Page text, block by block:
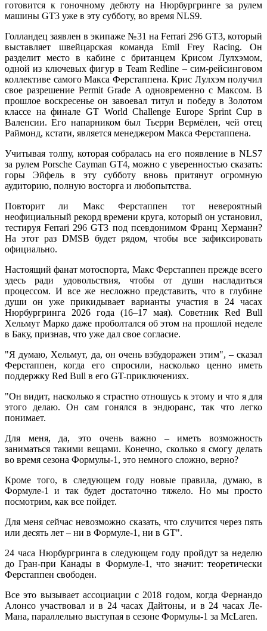
готовится к гоночному дебюту на Нюрбургринге за рулем
машины GT3 уже в эту субботу, во время NLS9.
Голландец заявлен в экипаже №31 на Ferrari 296 GT3, который
выставляет швейцарская команда Emil Frey Racing. Он
разделит место в кабине с британцем Крисом Лулхэмом,
одной из ключевых фигур в Team Redline – сим-рейсинговом
коллективе самого Макса Ферстаппена. Крис Лулхэм получил
свое разрешение Permit Grade A одновременно с Максом. В
прошлое воскресенье он завоевал титул и победу в Золотом
классе на финале GT World Challenge Europe Sprint Cup в
Валенсии. Его напарником был Тьерри Вермёлен, чей отец
Раймонд, кстати, является менеджером Макса Ферстаппена.
Учитывая толпу, которая собралась на его появление в NLS7
за рулем Porsche Cayman GT4, можно с уверенностью сказать:
горы Эйфель в эту субботу вновь притянут огромную
аудиторию, полную восторга и любопытства.
Повторит ли Макс Ферстаппен тот невероятный
неофициальный рекорд времени круга, который он установил,
тестируя Ferrari 296 GT3 под псевдонимом Франц Херманн?
На этот раз DMSB будет рядом, чтобы все зафиксировать
официально.
Настоящий фанат мотоспорта, Макс Ферстаппен прежде всего
здесь ради удовольствия, чтобы от души насладиться
процессом. И все же несложно представить, что в глубине
души он уже прикидывает варианты участия в 24 часах
Нюрбургринга 2026 года (16–17 мая). Советник Red Bull
Хельмут Марко даже проболтался об этом на прошлой неделе
в Баку, признав, что уже дал свое согласие.
"Я думаю, Хельмут, да, он очень взбудоражен этим", – сказал
Ферстаппен, когда его спросили, насколько ценно иметь
поддержку Red Bull в его GT-приключениях.
"Он видит, насколько я страстно отношусь к этому и что я для
этого делаю. Он сам гонялся в эндюранс, так что легко
понимает.
Для меня, да, это очень важно – иметь возможность
заниматься такими вещами. Конечно, сколько я смогу делать
во время сезона Формулы-1, это немного сложно, верно?
Кроме того, в следующем году новые правила, думаю, в
Формуле-1 и так будет достаточно тяжело. Но мы просто
посмотрим, как все пойдет.
Для меня сейчас невозможно сказать, что случится через пять
или десять лет – ни в Формуле-1, ни в GT".
24 часа Нюрбургринга в следующем году пройдут за неделю
до Гран-при Канады в Формуле-1, что значит: теоретически
Ферстаппен свободен.
Все это вызывает ассоциации с 2018 годом, когда Фернандо
Алонсо участвовал и в 24 часах Дайтоны, и в 24 часах Ле-
Мана, параллельно выступая в сезоне Формулы-1 за McLaren.